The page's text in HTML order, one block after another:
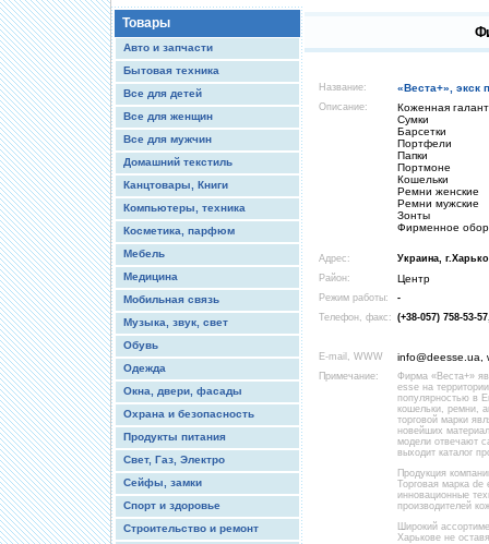
Товары
Авто и запчасти
Бытовая техника
Все для детей
Все для женщин
Все для мужчин
Домашний текстиль
Канцтовары, Книги
Компьютеры, техника
Косметика, парфюм
Мебель
Медицина
Мобильная связь
Музыка, звук, свет
Обувь
Одежда
Окна, двери, фасады
Охрана и безопасность
Продукты питания
Свет, Газ, Электро
Сейфы, замки
Спорт и здоровье
Строительство и ремонт
Название: «Веста+», экск
Описание:
Коженная
Сумки
Барсетки
Портфели
Папки
Портмоне
Кошельки
Ремни женские
Ремни мужские
Зонты
Фирменное
Адрес:
Украина,
Район:
Центр
Режим работы:
-
Телефон, факс: (+38-057) 758-53-
E-mail, WWW info@deesse.ua,
Примечание:
Фирма «Веста+»
esse на
популярностью в
кошельки, ремни,
торговой марки
новейших
модели отвечают
выходит каталог
Продукция
Торговая марка
инновационные
производителей
Широкий
Харькове не